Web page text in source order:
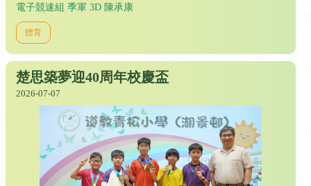
電子競速組 季軍 3D 陳承康
體育
楚思築夢迎40周年校慶盃
2026-07-07